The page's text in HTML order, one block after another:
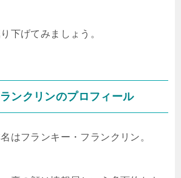
下げてみましょう。
ンクリンのプロフィール
はフランキー・フランクリン。